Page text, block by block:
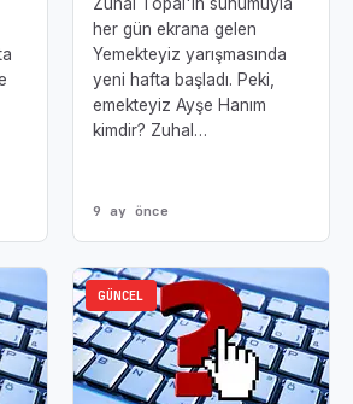
her gün ekrana gelen
Yemekteyiz yarışmasında
yeni hafta başladı. Peki,
emekteyiz Ayşe Hanım
kimdir? Zuhal…
9 ay önce
GÜNCEL